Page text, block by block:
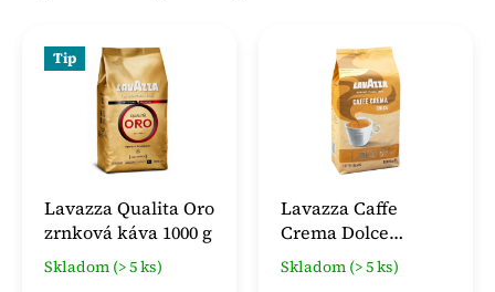
Tip
Lavazza Qualita Oro
zrnková káva 1000 g
Skladom (> 5 ks)
Lavazza Caffe
Crema Dolce
zrnková káva 1 kg
Skladom (> 5 ks)